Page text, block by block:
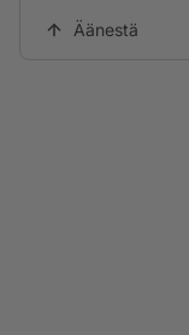
Äänestä